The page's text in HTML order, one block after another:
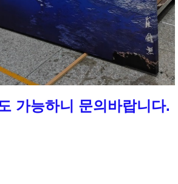
가능하니 문의바랍니다.